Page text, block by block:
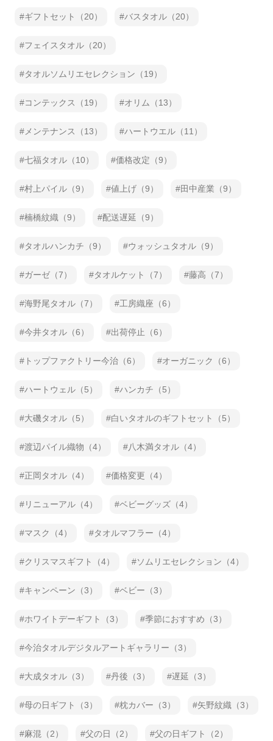
ギフトセット（20） バスタオル（20）
フェイスタオル（20）
タオルソムリエセレクション（19）
コンテックス（19） オリム（13）
メンテナンス（13） ハートウエル（11）
七福タオル（10） 価格改定（9）
村上パイル（9） 値上げ（9） 田中産業（9）
楠橋紋織（9） 配送遅延（9）
タオルハンカチ（9） ウォッシュタオル（9）
ガーゼ（7） タオルケット（7） 藤高（7）
海野尾タオル（7） 工房織座（6）
今井タオル（6） 出荷停止（6）
トップファクトリー今治（6） オーガニック（6）
ハートウェル（5） ハンカチ（5）
大磯タオル（5） 白いタオルのギフトセット（5）
渡辺パイル織物（4） 八木満タオル（4）
正岡タオル（4） 価格変更（4）
リニューアル（4） ベビーグッズ（4）
マスク（4） タオルマフラー（4）
クリスマスギフト（4） ソムリエセレクション（4）
キャンペーン（3） ベビー（3）
ホワイトデーギフト（3） 季節におすすめ（3）
今治タオルデジタルアートギャラリー（3）
大成タオル（3） 丹後（3） 遅延（3）
母の日ギフト（3） 枕カバー（3） 矢野紋織（3）
麻混（2） 父の日（2） 父の日ギフト（2）